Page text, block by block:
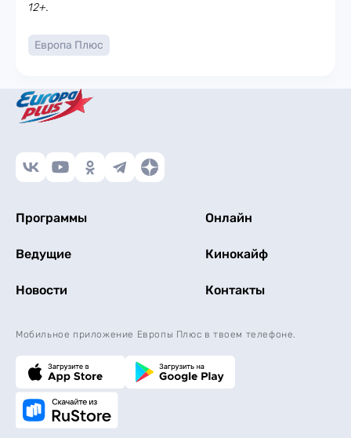
12+.
Европа Плюс
Программы Онлайн
Ведущие Кинокайф
Новости Контакты
Мобильное приложение Европы Плюс в твоем телефоне.